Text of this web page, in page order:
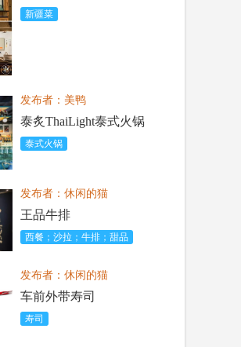
新疆菜
发布者：美鸭
泰炙ThaiLight泰式火锅
泰式火锅
发布者：休闲的猫
王品牛排
西餐；沙拉；牛排；甜品
发布者：休闲的猫
车前外带寿司
寿司